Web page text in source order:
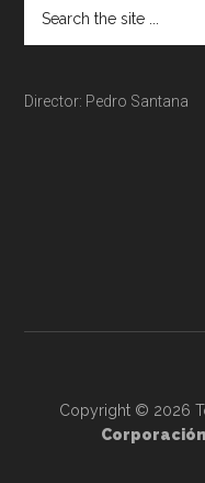
Director: Pedro Santana
Copyright © 2026